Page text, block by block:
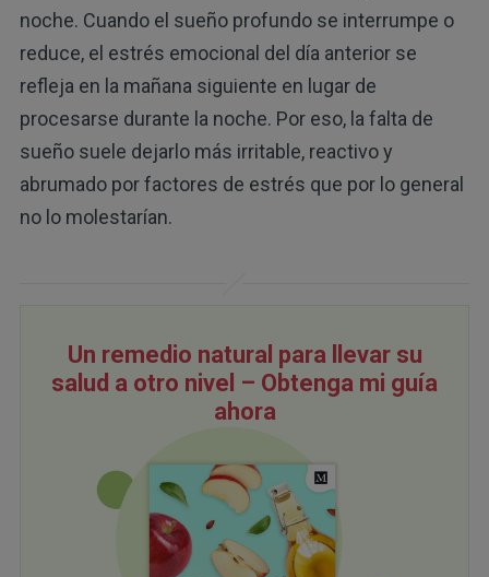
noche. Cuando el sueño profundo se interrumpe o
reduce, el estrés emocional del día anterior se
refleja en la mañana siguiente en lugar de
procesarse durante la noche. Por eso, la falta de
sueño suele dejarlo más irritable, reactivo y
abrumado por factores de estrés que por lo general
no lo molestarían.
Un remedio natural para llevar su
salud a otro nivel – Obtenga mi guía
ahora